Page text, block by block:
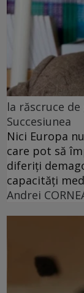
la răscruce
Succesiunea
Nici Europa
care pot să
diferiți
capacități
Andrei